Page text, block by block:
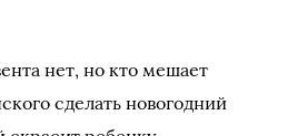
нет, но кто мешает
сделать новогодний